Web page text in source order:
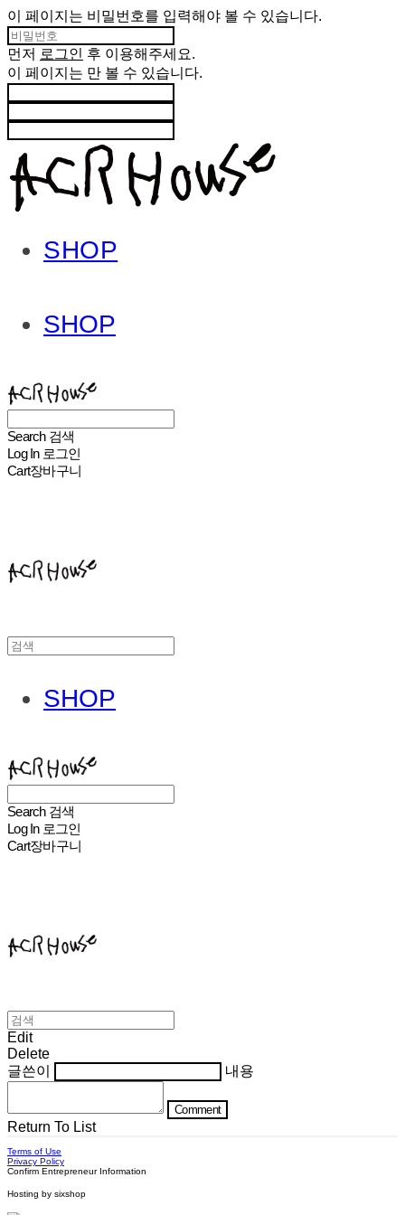
이 페이지는 비밀번호를 입력해야 볼 수 있습니다.
먼저 로그인 후 이용해주세요.
이 페이지는 만 볼 수 있습니다.
SHOP
SHOP
Search 검색
Log In 로그인
Cart장바구니
SHOP
Search 검색
Log In 로그인
Cart장바구니
Edit
Delete
글쓴이
내용
Comment
Return To List
Terms of Use
Privacy Policy
Confirm Entrepreneur Information
Hosting by sixshop